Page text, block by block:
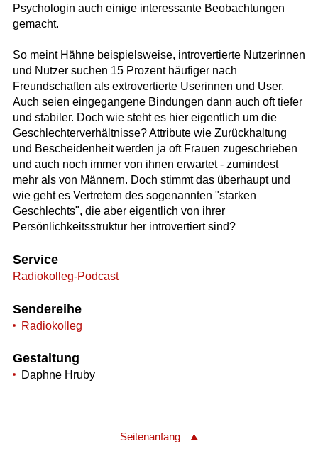
Psychologin auch einige interessante Beobachtungen
gemacht.
So meint Hähne beispielsweise, introvertierte Nutzerinnen
und Nutzer suchen 15 Prozent häufiger nach
Freundschaften als extrovertierte Userinnen und User.
Auch seien eingegangene Bindungen dann auch oft tiefer
und stabiler. Doch wie steht es hier eigentlich um die
Geschlechterverhältnisse? Attribute wie Zurückhaltung
und Bescheidenheit werden ja oft Frauen zugeschrieben
und auch noch immer von ihnen erwartet - zumindest
mehr als von Männern. Doch stimmt das überhaupt und
wie geht es Vertretern des sogenannten "starken
Geschlechts", die aber eigentlich von ihrer
Persönlichkeitsstruktur her introvertiert sind?
Service
Radiokolleg-Podcast
Sendereihe
Radiokolleg
Gestaltung
Daphne Hruby
Seitenanfang